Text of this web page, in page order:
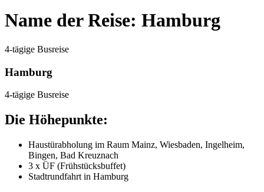
Name der Reise: Hamburg
4-tägige Busreise
Hamburg
4-tägige Busreise
Die Höhepunkte:
Haustürabholung im Raum Mainz, Wiesbaden, Ingelheim,
Bingen, Bad Kreuznach
3 x ÜF (Frühstücksbuffet)
Stadtrundfahrt in Hamburg